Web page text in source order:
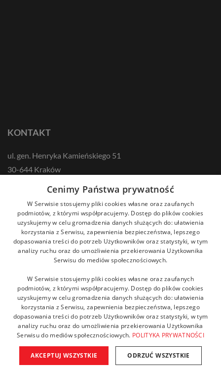
KONTAKT
ul. gen. Henryka Kamieńskiego 51
30-644 Kraków
kontakt@zikodlazdrowia.org
DOWIEDZ SIĘ WIĘCEJ!
Copyright © 2021 Fundacja ZIKO dla zdrowia. Wszelkie prawa
Cenimy Państwa prywatność
W Serwisie stosujemy pliki cookies własne oraz zaufanych
podmiotów, z którymi współpracujemy. Dostęp do plików cookies
uzyskujemy w celu gromadzenia danych służących do: ułatwienia
korzystania z Serwisu, zapewnienia bezpieczeństwa, lepszego
dopasowania treści do potrzeb Użytkowników oraz statystyki, w tym
analizy ruchu oraz do umożliwienia przekierowania Użytkownika
Serwisu do mediów społecznościowych.
W Serwisie stosujemy pliki cookies własne oraz zaufanych
podmiotów, z którymi współpracujemy. Dostęp do plików cookies
uzyskujemy w celu gromadzenia danych służących do: ułatwienia
korzystania z Serwisu, zapewnienia bezpieczeństwa, lepszego
dopasowania treści do potrzeb Użytkowników oraz statystyki, w tym
analizy ruchu oraz do umożliwienia przekierowania Użytkownika
Serwisu do mediów społecznościowych. POLITYKA PRYWATNOŚCI
AKCEPTUJ WSZYSTKIE ODRZUĆ WSZYSTKIE